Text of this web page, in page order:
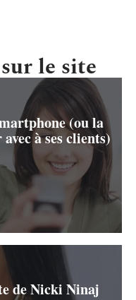
le site
(ou la
à ses clients)
de Nicki Ninaj